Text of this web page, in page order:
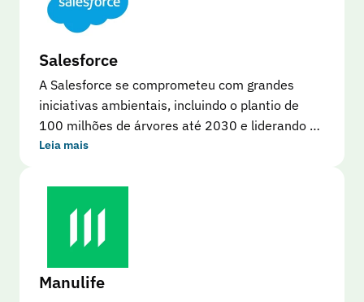
Salesforce
A Salesforce se comprometeu com grandes
iniciativas ambientais, incluindo o plantio de
100 milhões de árvores até 2030 e liderando a
iniciativa 1t.org. A Salesforce usa Restor para
100 milhões de árvores e promover
transparência. Eles trazem organizações
gerado com o apoio da Salesforce. A Salesforce
pode se conectar com essas organizações para
ter as áreas dos parceiros em seu site
Leia mais
Manulife